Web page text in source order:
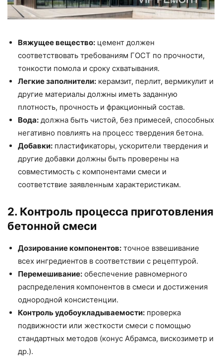
Вяжущее вещество: цемент должен
соответствовать требованиям ГОСТ по прочности,
тонкости помола и сроку схватывания.
Легкие заполнители: керамзит, перлит, вермикулит и
другие материалы должны иметь заданную
плотность, прочность и фракционный состав.
Вода: должна быть чистой, без примесей, способных
негативно повлиять на процесс твердения бетона.
Добавки: пластификаторы, ускорители твердения и
другие добавки должны быть проверены на
совместимость с компонентами смеси и
соответствие заявленным характеристикам.
2. Контроль процесса приготовления
бетонной смеси
Дозирование компонентов: точное взвешивание
всех ингредиентов в соответствии с рецептурой.
Перемешивание: обеспечение равномерного
распределения компонентов в смеси и достижения
однородной консистенции.
Контроль удобоукладываемости: проверка
подвижности или жесткости смеси с помощью
стандартных методов (конус Абрамса, вискозиметр и
др.).